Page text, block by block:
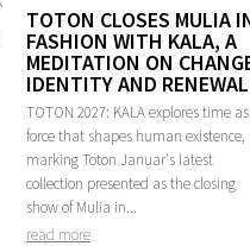
TOTON CLOSES MULIA
FASHION WITH KALA, A
MEDITATION ON
IDENTITY AND RENEWAL
TOTON 2027: KALA explores time
force that shapes human existence,
marking Toton Januar's latest
collection presented as the closing
show of Mulia in...
read more